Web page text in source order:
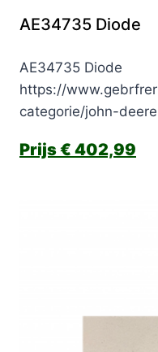
AE34735 Diode
AE34735 Diode
https://
categorie/john-
€ 402,99